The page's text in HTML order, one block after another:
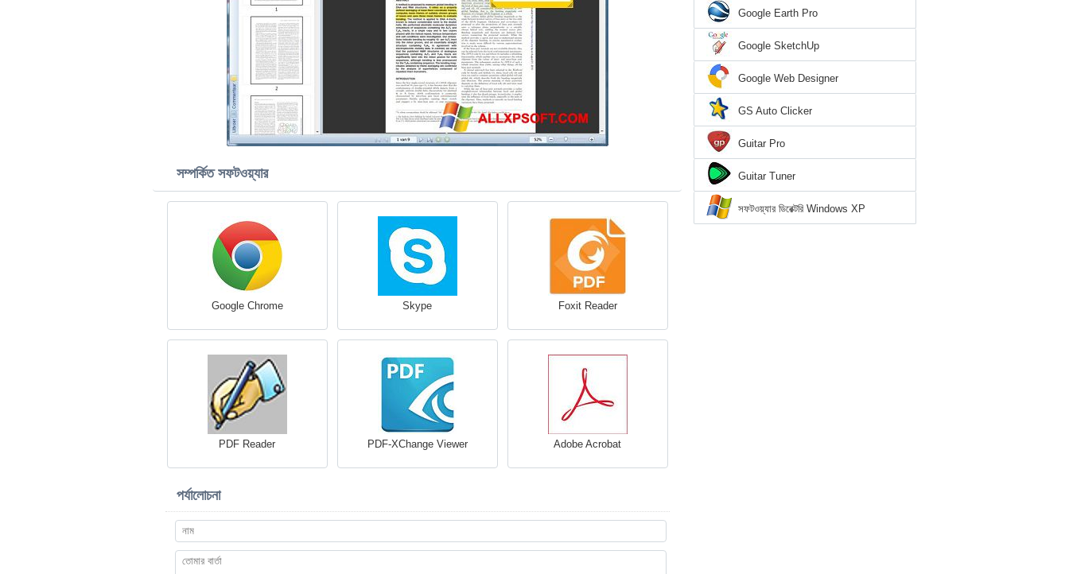
সম্পর্কিত সফটওয়্যার
Google Chrome Skype Foxit Reader
PDF Reader PDF-XChange Viewer Adobe Acrobat
পর্যালোচনা
Google Earth Pro
Google SketchUp
Google Web Designer
GS Auto Clicker
Guitar Pro
Guitar Tuner
সফটওয়্যার ডিরেক্টরি Windows XP